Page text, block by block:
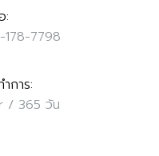
:
7798
ำการ:
/ 365 วัน